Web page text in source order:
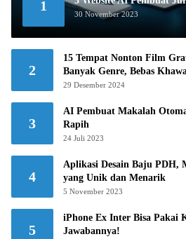
1
30 November 2023
2
15 Tempat Nonton Film
Banyak Genre, Bebas
29 Desember 2024
3
AI Pembuat Makalah
Rapih
24 Juli 2023
4
Aplikasi Desain Baju PDH,
yang Unik dan Menarik
5 November 2023
5
iPhone Ex Inter Bisa Pakai
Jawabannya!